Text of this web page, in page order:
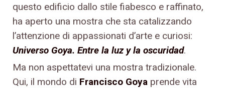
questo edificio dallo stile fiabesco e raffinato,
ha aperto una mostra che sta catalizzando
l’attenzione di appassionati d’arte e curiosi:
Universo Goya. Entre la luz y la oscuridad.
Ma non aspettatevi una mostra tradizionale.
Qui, il mondo di Francisco Goya prende vita